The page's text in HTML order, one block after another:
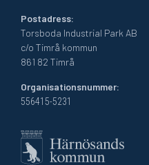
Postadress:
Torsboda Industrial Park AB
c/o Timrå kommun
861 82 Timrå
Organisationsnummer:
556415-5231